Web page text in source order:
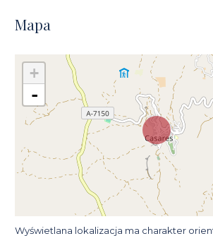
Mapa
+
-
Wyświetlana lokalizacja ma charakter